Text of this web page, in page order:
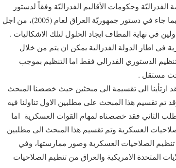
وحكومات الأقاليم الفدراليّة وفقاً لدستور
الولايات المتّحدة الأمريكيّة وقوفاً على ايجابيتها وسلبياتها، ومقارنتها بما جاء في دستور جمهوريّة العراق لعام (2005)، من اجل
في نهاية المطاف ايجاد الحلول لتلك الاشكاليات .
في اطار الدولة الفدرالية يمكن ان يتم من خلال
الدستوري الفدرالي فقط اما التنظيم بموجب
بحث مستقل .
ارتأينا الى تقسيمة الى مبحثين حيث خصصنا المبحث
تم تقسيم هذا المبحث على مطلبين الاول تناولنا فيه
الثاني فقد خصصناه لمهام القوات العسكرية اما
العسكرية وتم تقسيم هذا المبحث الى مطلبين
تنظيم الصلاحيات العسكرية وصور ممارستها، وفي
المتحدة الامريكية والعراق من تنظيم الصلاحيات